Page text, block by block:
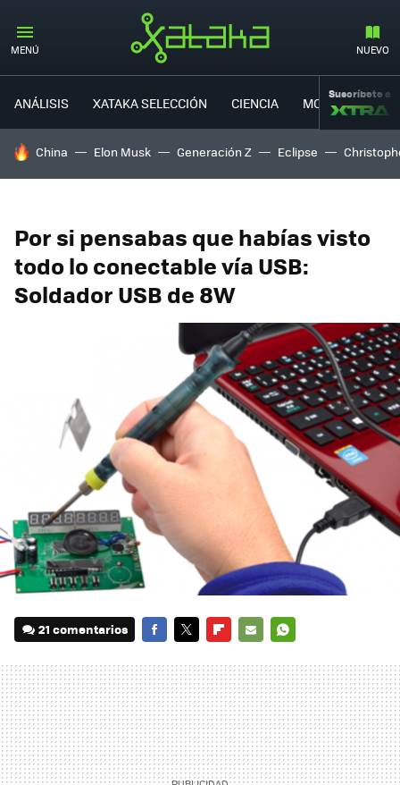
MENÚ NUEVO
ANÁLISIS XATAKA SELECCIÓN CIENCIA MOVILIDAD
Suscríbete a
HOY SE HABLA DE
China Elon Musk Generación Z Eclipse
Por si pensabas que habías visto
todo lo conectable vía USB:
Soldador USB de 8W
21 comentarios
MAIL